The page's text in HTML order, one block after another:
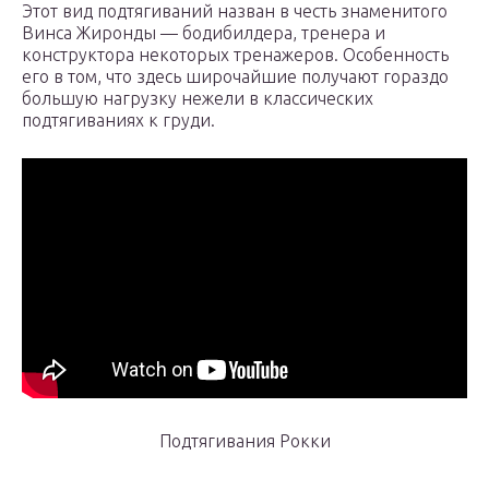
Этот вид подтягиваний назван в честь знаменитого
Винса Жиронды — бодибилдера, тренера и
конструктора некоторых тренажеров. Особенность
его в том, что здесь широчайшие получают гораздо
большую нагрузку нежели в классических
подтягиваниях к груди.
Подтягивания Рокки